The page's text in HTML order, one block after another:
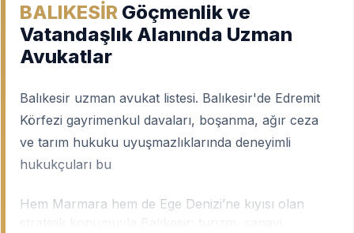
BALIKESİR Göçmenlik ve
Vatandaşlık Alanında Uzman
Avukatlar
Balıkesir uzman avukat listesi. Balıkesir'de Edremit
Körfezi gayrimenkul davaları, boşanma, ağır ceza
ve tarım hukuku uyuşmazlıklarında deneyimli
hukukçuları bu
Hem Marmara hem de Ege Denizi’ne kıyısı olan